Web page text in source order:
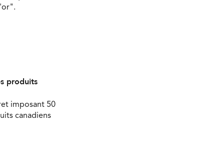
produits
imposant 50
canadiens